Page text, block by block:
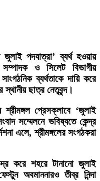
পদযাত্রা’ ব্যর্থ হওয়ায়
সম্পাদক ও সিলেট বিভাগীয়
ব্যর্থতাকে দায়ি করে
ছাত্র নেতৃবৃন্দ।
প্রেসক্লাবে ‘জুলাই
সম্মেলনে ভবিষ্যতে কেন্দ্র
এলে, শ্রীমঙ্গলের সংগঠকরা
করে শহরে টানানো জুলাই
অবমাননারও তীব্র নিন্দা